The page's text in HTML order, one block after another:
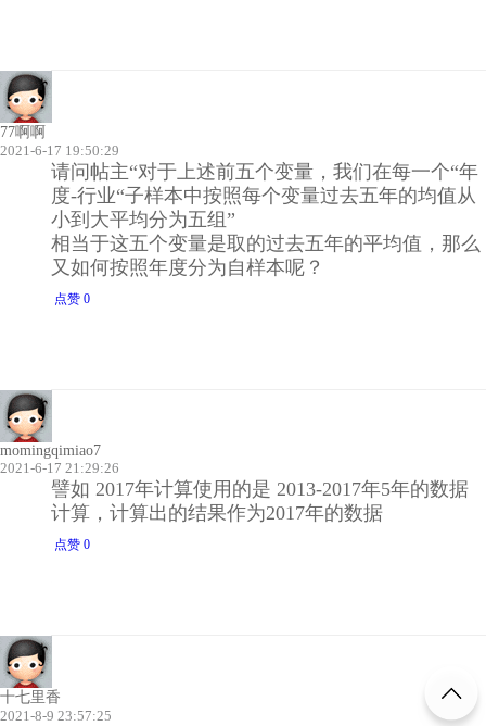
77啊啊
2021-6-17 19:50:29
请问帖主“对于上述前五个变量，我们在每一个“年
度-行业“子样本中按照每个变量过去五年的均值从
小到大平均分为五组”
相当于这五个变量是取的过去五年的平均值，那么
又如何按照年度分为自样本呢？
点赞 0
momingqimiao7
2021-6-17 21:29:26
譬如 2017年计算使用的是 2013-2017年5年的数据
计算，计算出的结果作为2017年的数据
点赞 0
十七里香
2021-8-9 23:57:25